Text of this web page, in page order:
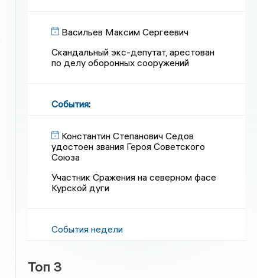
Васильев Максим Сергеевич
Скандальный экс-депутат, арестован
по делу оборонных сооружений
События:
Константин Степанович Седов
удостоен звания Героя Советского
Союза
Участник Сражения на северном фасе
Курской дуги
События недели
Топ 3